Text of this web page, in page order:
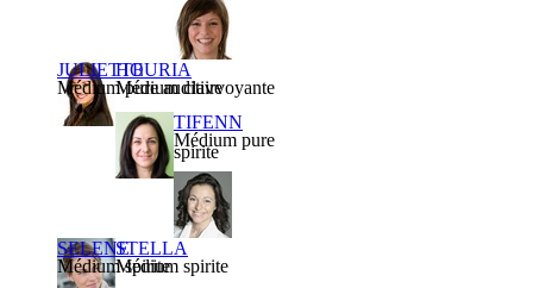
JULIETTE
Médium pure auditive
HOURIA
Médium clairvoyante
TIFENN
Médium pure
spirite
SELENE
Médium spirite
STELLA
Médium spirite